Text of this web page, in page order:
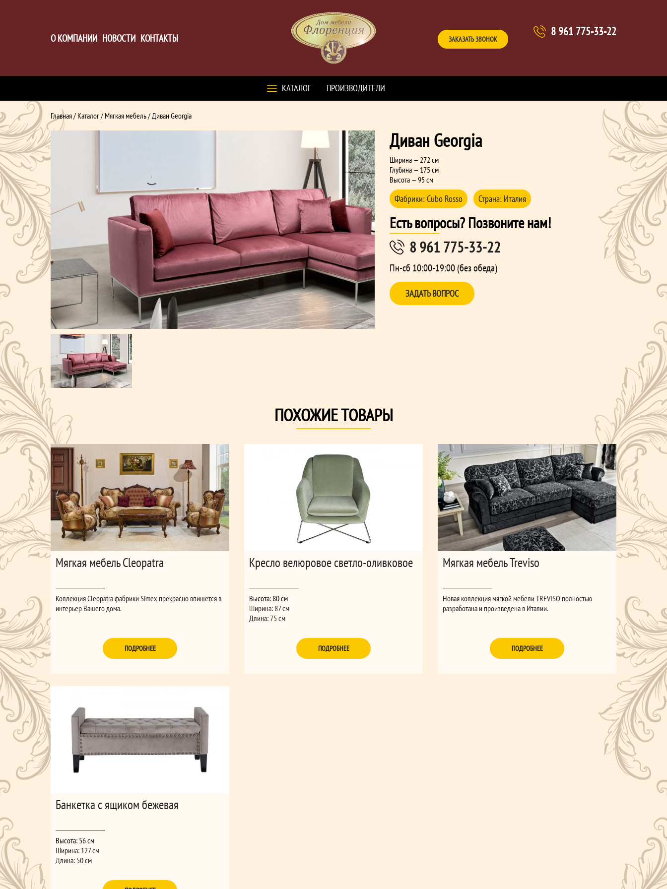
О КОМПАНИИ НОВОСТИ КОНТАКТЫ ЗАКАЗАТЬ ЗВОНОК
8 961 775-33-22
КАТАЛОГ ПРОИЗВОДИТЕЛИ
Главная/ Каталог/ Мягкая мебель/ Диван Georgia
Диван Georgia
Ширина — 272 см
Глубина — 175 см
Высота — 95 см
Фабрики: Cubo Rosso Страна: Италия
Есть вопросы? Позвоните нам!
8 961 775-33-22
Пн-сб 10:00-19:00 (без обеда)
ЗАДАТЬ ВОПРОС
ПОХОЖИЕ ТОВАРЫ
Мягкая мебель Cleopatra
Коллекция Cleopatra фабрики Simex прекрасно впишется в
интерьер Вашего дома.
ПОДРОБНЕЕ
Кресло велюровое светло-оливковое
Высота: 80 см
Ширина: 87 см
Длина: 75 см
ПОДРОБНЕЕ
Мягкая мебель Treviso
Новая коллекция мягкой мебели TREVISO полностью
разработана и произведена в Италии.
ПОДРОБНЕЕ
Банкетка с ящиком бежевая
Высота: 56 см
Ширина: 127 см
Длина: 50 см